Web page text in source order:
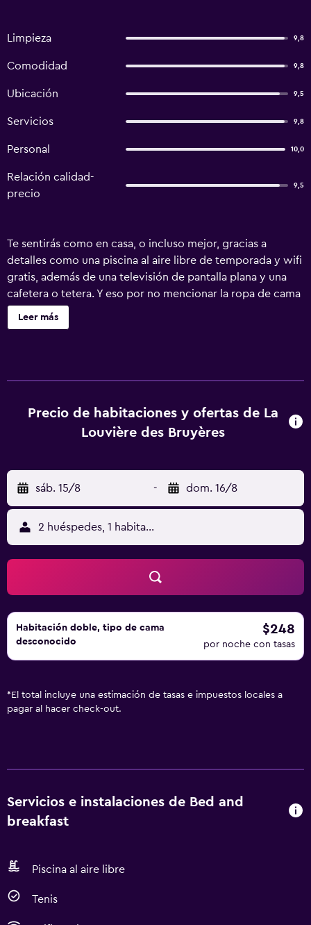
Limpieza 9,8
Comodidad 9,8
Ubicación 9,5
Servicios 9,8
Personal 10,0
Relación calidad-
precio
9,5
Te sentirás como en casa, o incluso mejor, gracias a
detalles como una piscina al aire libre de temporada y wifi
gratis, además de una televisión de pantalla plana y una
cafetera o tetera. Y eso por no mencionar la ropa de cama
de alta calidad, las toallas, los albornoces y el hervidor
eléctrico.
Leer más
Precio de habitaciones y ofertas de La
Louvière des Bruyères
sáb. 15/8 - dom. 16/8
2 huéspedes, 1 habitación
Habitación doble, tipo de cama
desconocido
$248
por noche con tasas
* El total incluye una estimación de tasas e impuestos locales a
pagar al hacer check-out.
Servicios e instalaciones de Bed and
breakfast
Piscina al aire libre
Tenis